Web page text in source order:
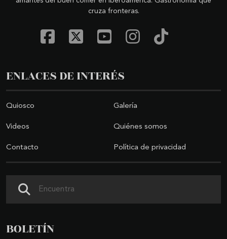
cruza fronteras.
ENLACES DE INTERÉS
Quiosco Galería
Videos Quiénes somos
Contacto Política de privacidad
BOLETÍN